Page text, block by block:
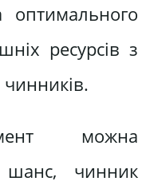
оптимального
ресурсів з
можна
шанс, чинник